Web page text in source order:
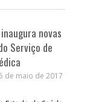
novas
Serviço de
de maio de 2017